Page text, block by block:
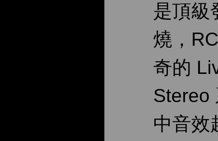
是頂級
燒，
奇的
Stereo
中音效